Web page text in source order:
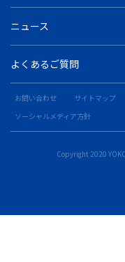
ニュース
よくあるご質問
お問い合わせ サイトマップ
ソーシャルメディア方針
Copyright 2020